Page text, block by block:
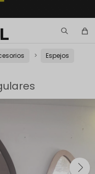
Espejos